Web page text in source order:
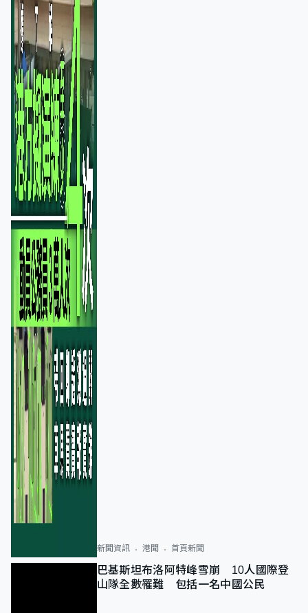
新聞資訊 港聞 首頁新聞
巴基斯坦布洛阿特峰雪崩 10人國際登
山隊全數罹難 包括一名中國公民